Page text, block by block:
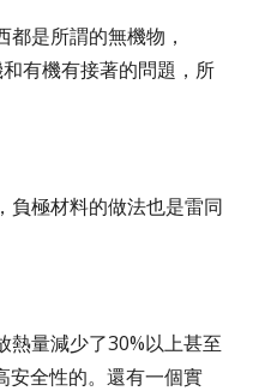
是所謂的無機物，
有機有接著的問題，所
負極材料的做法也是雷同
熱量減少了30%以上甚至
安全性的。還有一個實